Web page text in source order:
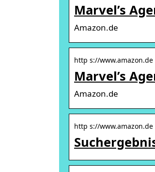
Marvel’s
Amazon.de
http s://www.amazon.de
Marvel’s
Amazon.de
http s://www.amazon.de